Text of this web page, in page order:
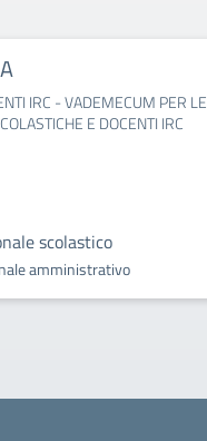
IRC - VADEMECUM PER LE
E DOCENTI IRC
scolastico
amministrativo